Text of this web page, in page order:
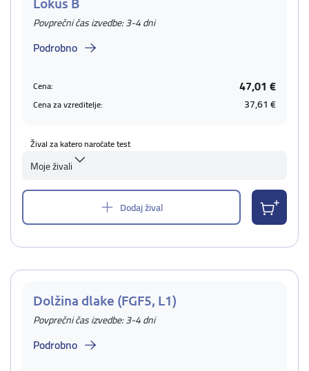
Povprečni čas izvedbe: 3-4 dni
Podrobno
Cena: 47,01 €
Cena za vzreditelje: 37,61 €
Žival za katero naročate test
Moje živali
Dodaj žival
Dolžina dlake (FGF5, L1)
Povprečni čas izvedbe: 3-4 dni
Podrobno